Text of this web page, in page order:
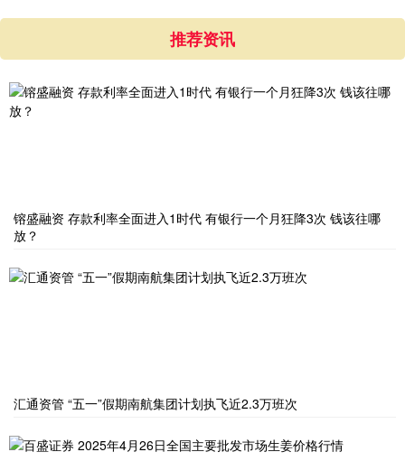
推荐资讯
镕盛融资 存款利率全面进入1时代 有银行一个月狂降3次 钱该往哪
放？
汇通资管 “五一”假期南航集团计划执飞近2.3万班次